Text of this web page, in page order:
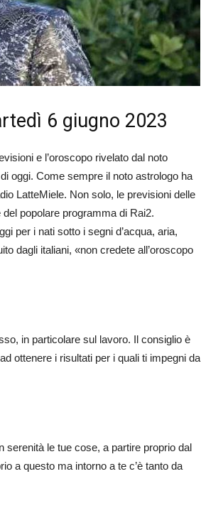
6 giugno 2023
e l’oroscopo rivelato dal noto
oggi. Come sempre il noto astrologo ha
LatteMiele. Non solo, le previsioni delle
popolare programma di Rai2.
per i nati sotto i segni d’acqua, aria,
dagli italiani, «non credete all’oroscopo
in particolare sul lavoro. Il consiglio è
ottenere i risultati per i quali ti impegni da
serenità le tue cose, a partire proprio dal
a questo ma intorno a te c’è tanto da